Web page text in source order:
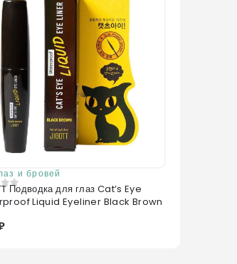
и бровей
Подводка для глаз Cat’s Eye
Liquid Eyeliner Black Brown